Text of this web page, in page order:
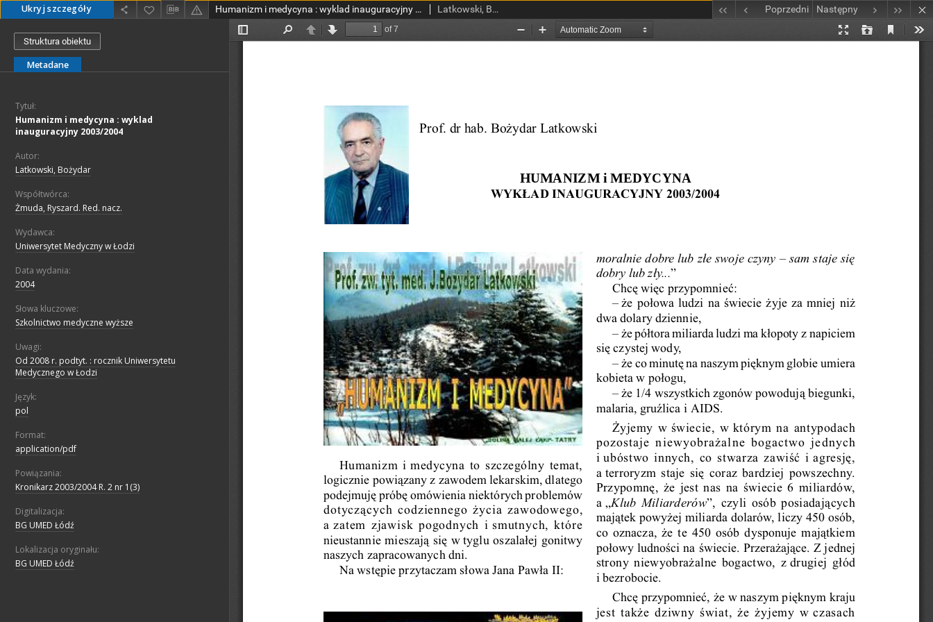
Ukryj szczegóły Humanizm i medycyna : wyklad inauguracyjny 2003/2004 Latkowski, Bożydar Poprzedni Następny
Struktura obiektu
Metadane
Tytuł:
Humanizm i medycyna : wyklad
inauguracyjny 2003/2004
Autor:
Latkowski, Bożydar
Współtwórca:
Żmuda, Ryszard. Red. nacz.
Wydawca:
Uniwersytet Medyczny w Łodzi
Data wydania:
2004
Słowa kluczowe:
Szkolnictwo medyczne wyższe
Uwagi:
Od 2008 r. podtyt. : rocznik Uniwersytetu
Medycznego w Łodzi
Język:
pol
Format:
application/pdf
Powiązania:
Kronikarz 2003/2004 R. 2 nr 1(3)
Digitalizacja:
BG UMED Łódź
Lokalizacja oryginału:
BG UMED Łódź